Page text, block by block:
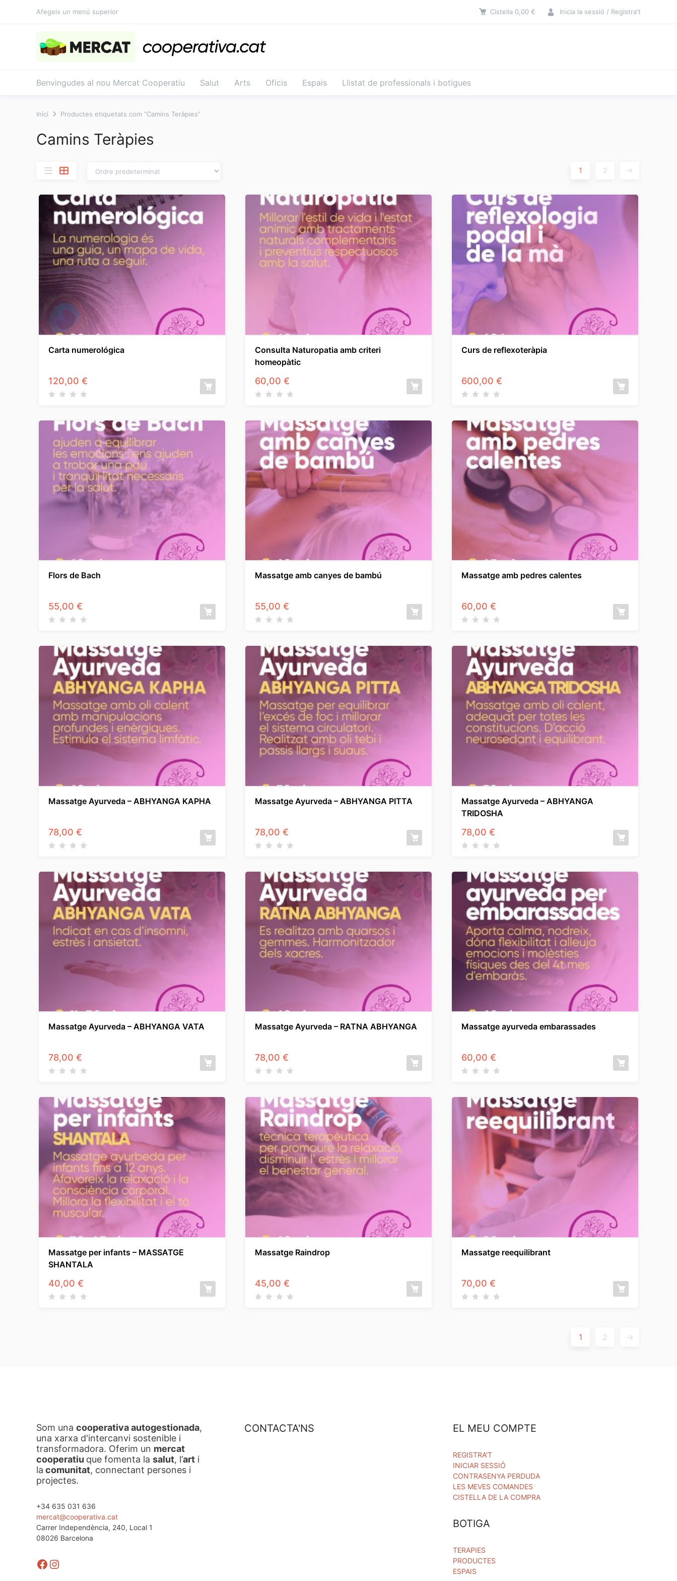
Afegeix un menú superior Cistella 0,00 € Inicia la sessió / Registra't
Benvingudes al nou Mercat Cooperatiu Salut Arts Oficis Espais Llistat de professionals i botigues
Inici Productes etiquetats com “Camins Teràpies”
Camins Teràpies
1 2 →
Carta numerológica
120,00 €
Consulta Naturopatia amb criteri
homeopàtic
60,00 €
Curs de reflexoteràpia
600,00 €
Flors de Bach
55,00 €
Massatge amb canyes de bambú
55,00 €
Massatge amb pedres calentes
60,00 €
Massatge Ayurveda – ABHYANGA KAPHA
78,00 €
Massatge Ayurveda – ABHYANGA PITTA
78,00 €
Massatge Ayurveda – ABHYANGA
TRIDOSHA
78,00 €
Massatge Ayurveda – ABHYANGA VATA
78,00 €
Massatge Ayurveda – RATNA ABHYANGA
78,00 €
Massatge ayurveda embarassades
60,00 €
Massatge per infants – MASSATGE
SHANTALA
40,00 €
Massatge Raindrop
45,00 €
Massatge reequilibrant
70,00 €
1 2 →
Som una cooperativa autogestionada,
una xarxa d'intercanvi sostenible i
transformadora. Oferim un mercat
cooperatiu que fomenta la salut, l’art i
la comunitat, connectant persones i
projectes.
+34 635 031 636
mercat@cooperativa.cat
Carrer Independència, 240, Local 1
08026 Barcelona
Facebook
Instagram
CONTACTA'NS EL MEU COMPTE
REGISTRA'T
INICIAR SESSIÓ
CONTRASENYA PERDUDA
LES MEVES COMANDES
CISTELLA DE LA COMPRA
BOTIGA
TERAPIES
PRODUCTES
ESPAIS